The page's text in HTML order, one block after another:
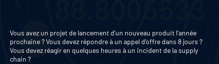
Vous avez un projet de lancement d’un nouveau produit l’année
prochaine ? Vous devez répondre à un appel d’offre dans 8 jours ?
Vous devez réagir en quelques heures à un incident de la supply
chain ?